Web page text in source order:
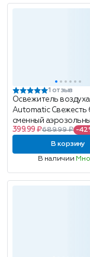
1 отзыв
Освежитель
Automatic Свежесть
сменный
баллон, 269мл
399.99 ₽689.99 ₽ -
В корзину
В наличии